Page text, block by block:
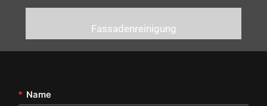
Fassadenreinigung
* Name